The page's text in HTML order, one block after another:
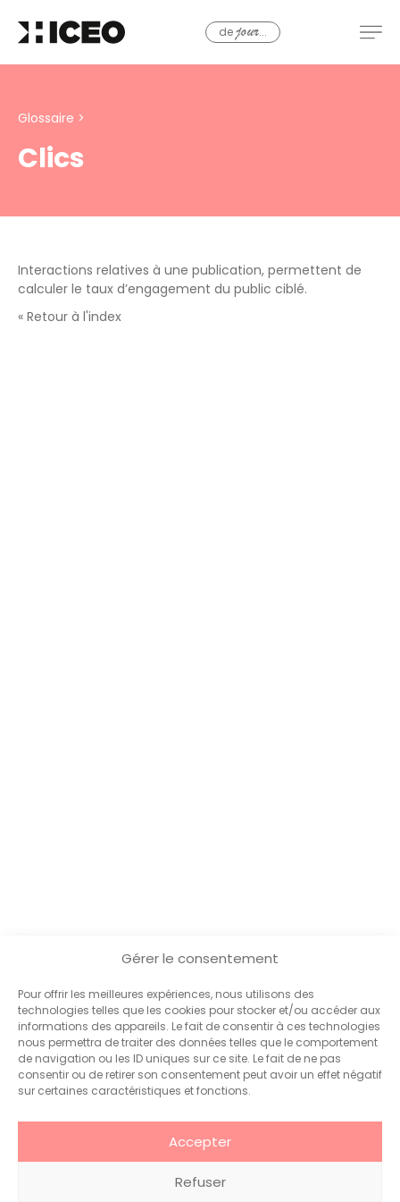
Gérer le consentement
Pour offrir les meilleures expériences, nous utilisons des
technologies telles que les cookies pour stocker et/ou accéder aux
informations des appareils. Le fait de consentir à ces technologies
nous permettra de traiter des données telles que le comportement
de navigation ou les ID uniques sur ce site. Le fait de ne pas
consentir ou de retirer son consentement peut avoir un effet négatif
sur certaines caractéristiques et fonctions.
Accepter
Refuser
dejour...
Glossaire >
Clics
Interactions relatives à une publication, permettent de
calculer le taux d’engagement du public ciblé.
« Retour à l'index
Communication
Marketing
Événementiel
?